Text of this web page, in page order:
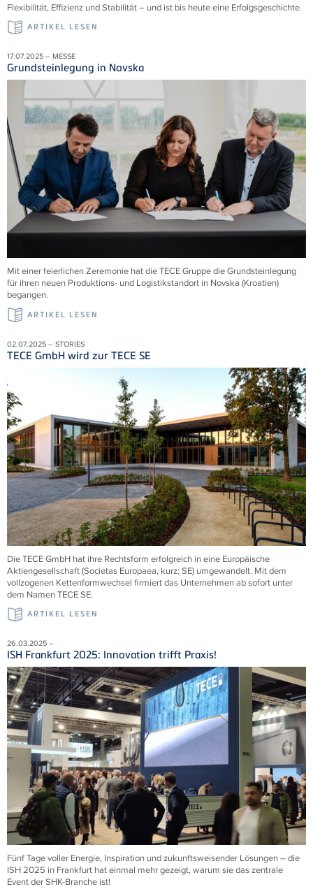
Flexibilität, Effizienz und Stabilität – und ist bis heute eine Erfolgsgeschichte.
ARTIKEL LESEN
17.07.2025 – MESSE
Grundsteinlegung in Novska
Mit einer feierlichen Zeremonie hat die TECE Gruppe die Grundsteinlegung
für ihren neuen Produktions- und Logistikstandort in Novska (Kroatien)
begangen.
ARTIKEL LESEN
02.07.2025 – STORIES
TECE GmbH wird zur TECE SE
Die TECE GmbH hat ihre Rechtsform erfolgreich in eine Europäische
Aktiengesellschaft (Societas Europaea, kurz: SE) umgewandelt. Mit dem
vollzogenen Kettenformwechsel firmiert das Unternehmen ab sofort unter
dem Namen TECESE.
ARTIKEL LESEN
26.03.2025 –
ISH Frankfurt 2025: Innovation trifft Praxis!
Fünf Tage voller Energie, Inspiration und zukunftsweisender Lösungen – die
ISH 2025 in Frankfurt hat einmal mehr gezeigt, warum sie das zentrale
Event der SHK-Branche ist!